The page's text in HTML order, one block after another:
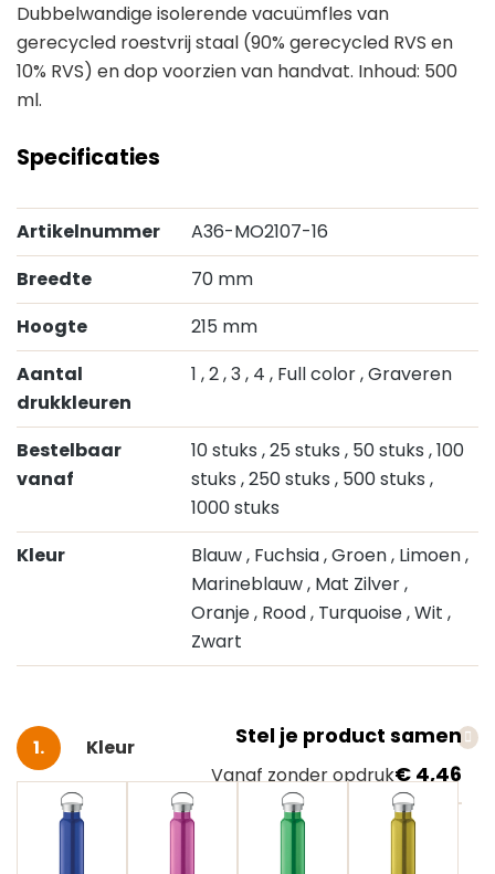
Dubbelwandige isolerende vacuümfles van
gerecycled roestvrij staal (90% gerecycled RVS en
10% RVS) en dop voorzien van handvat. Inhoud: 500
ml.
Specificaties
Artikelnummer
A36-MO2107-16
Breedte
70 mm
Hoogte
215 mm
Aantal
drukkleuren
1 , 2, 3, 4 , Full color, Graveren
Bestelbaar
vanaf
10 stuks , 25 stuks , 50 stuks , 100
stuks , 250 stuks , 500 stuks ,
1000 stuks
Kleur
Blauw, Fuchsia, Groen, Limoen,
Marineblauw, Mat Zilver,
Oranje, Rood, Turquoise, Wit ,
Zwart
Stel je product samen
Vanaf zonder opdruk€ 4,46
Selecteer
Kleur